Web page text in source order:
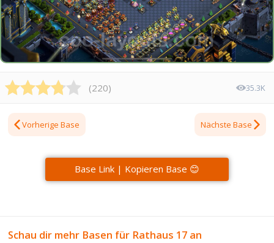
(220) 35.3K
Vorherige Base Nächste Base
Base Link | Kopieren Base 😊
Schau dir mehr Basen für Rathaus 17 an